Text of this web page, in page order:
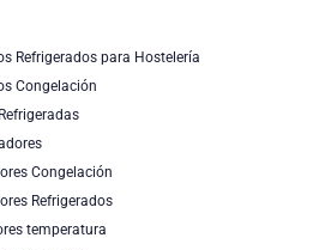
Refrigerados para Hostelería
Congelación
Congelación
Refrigerados
temperatura